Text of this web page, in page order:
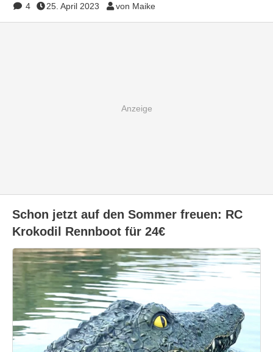
4 25. April 2023 von Maike
Schon jetzt auf den Sommer freuen: RC
Krokodil Rennboot für 24€